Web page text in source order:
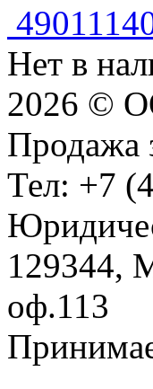
Нет в
2026 ©
Продажа
Тел: +7
129344,
оф.113